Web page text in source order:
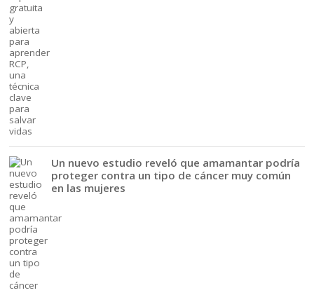
Un nuevo estudio reveló que amamantar podría
proteger contra un tipo de cáncer muy común
en las mujeres